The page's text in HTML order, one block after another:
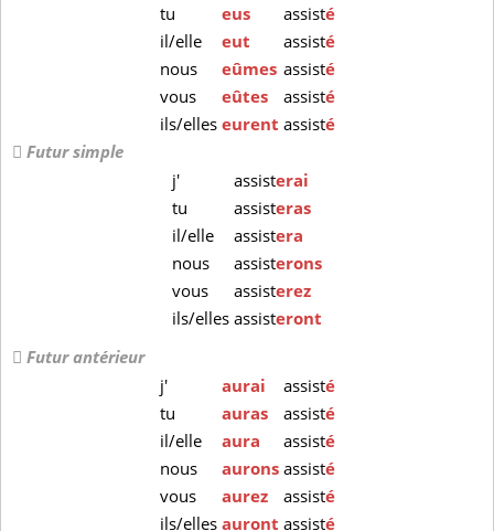
tu
eus assisté
il/elle
eut assisté
nous
eûmes assisté
vous
eûtes assisté
ils/elles eurent assisté
Futur simple
j'
assisterai
tu
assisteras
il/elle
assistera
nous
assisterons
vous
assisterez
ils/ellesassisteront
Futur antérieur
j'
aurai assisté
tu
auras assisté
il/elle
aura assisté
nous
aurons assisté
vous
aurez assisté
ils/elles auront assisté